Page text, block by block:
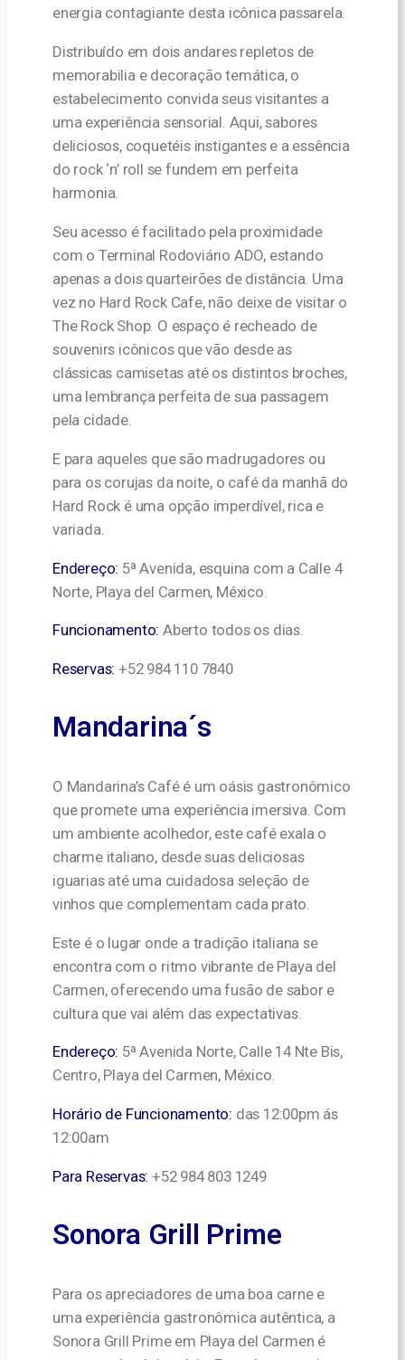
energia contagiante desta icônica passarela.
Distribuído em dois andares repletos de
memorabilia e decoração temática, o
estabelecimento convida seus visitantes a
uma experiência sensorial. Aqui, sabores
deliciosos, coquetéis instigantes e a essência
do rock ‘n’ roll se fundem em perfeita
harmonia.
Seu acesso é facilitado pela proximidade
com o Terminal Rodoviário ADO, estando
apenas a dois quarteirões de distância. Uma
vez no Hard Rock Cafe, não deixe de visitar o
The Rock Shop. O espaço é recheado de
souvenirs icônicos que vão desde as
clássicas camisetas até os distintos broches,
uma lembrança perfeita de sua passagem
pela cidade.
E para aqueles que são madrugadores ou
para os corujas da noite, o café da manhã do
Hard Rock é uma opção imperdível, rica e
variada.
Endereço: 5ª Avenida, esquina com a Calle 4
Norte, Playa del Carmen, México.
Funcionamento: Aberto todos os dias.
Reservas: +52 984 110 7840
Mandarina´s
O Mandarina’s Café é um oásis gastronômico
que promete uma experiência imersiva. Com
um ambiente acolhedor, este café exala o
charme italiano, desde suas deliciosas
iguarias até uma cuidadosa seleção de
vinhos que complementam cada prato.
Este é o lugar onde a tradição italiana se
encontra com o ritmo vibrante de Playa del
Carmen, oferecendo uma fusão de sabor e
cultura que vai além das expectativas.
Endereço: 5ª Avenida Norte, Calle 14 Nte Bis,
Centro, Playa del Carmen, México.
Horário de Funcionamento: das 12:00pm ás
12:00am
Para Reservas: +52 984 803 1249
Sonora Grill Prime
Para os apreciadores de uma boa carne e
uma experiência gastronômica autêntica, a
Sonora Grill Prime em Playa del Carmen é